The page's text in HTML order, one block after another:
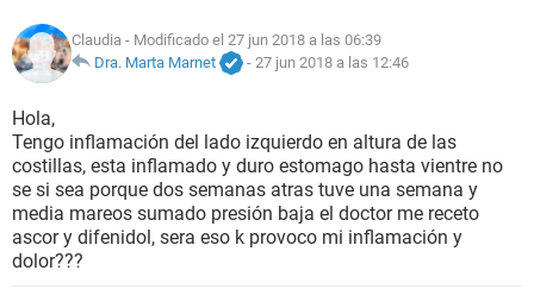
NUTRICIÓN
BIENESTAR
SEXUALIDAD
GLOSARIO
Claudia - Modificado el 27 jun 2018 a las 06:39
Dra. Marta Marnet
- 27 jun 2018 a las 12:46
Hola,
Tengo inflamación del lado izquierdo en altura de las
costillas, esta inflamado y duro estomago hasta vientre no
se si sea porque dos semanas atras tuve una semana y
media mareos sumado presión baja el doctor me receto
ascor y difenidol, sera eso k provoco mi inflamación y
dolor???